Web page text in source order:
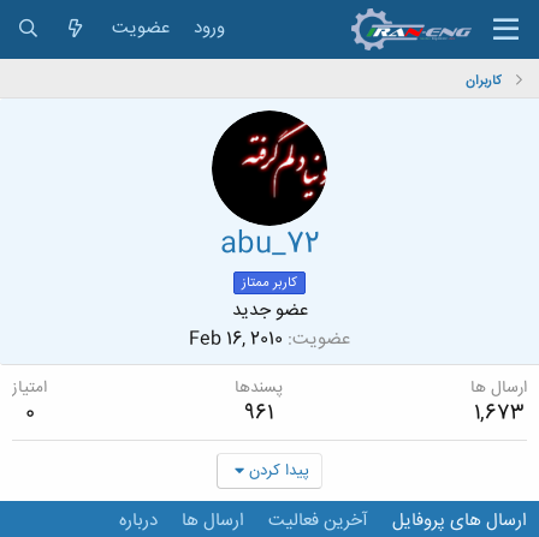
ورود عضویت
کاربران
abu_72
کاربر ممتاز
عضو جدید
عضویت Feb 16, 2010
ارسال ها
1,673
پسندها
961
امتیاز
0
پیدا کردن
ارسال های پروفایل آخرین فعالیت ارسال ها درباره